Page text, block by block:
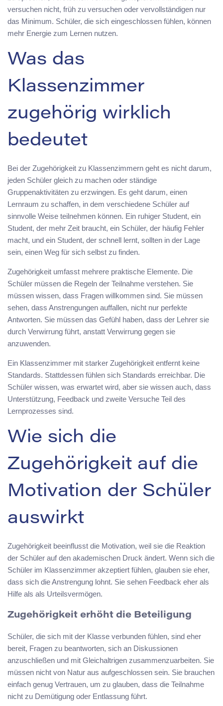
versuchen nicht, früh zu versuchen oder vervollständigen nur
das Minimum. Schüler, die sich eingeschlossen fühlen, können
mehr Energie zum Lernen nutzen.
Was das
Klassenzimmer
zugehörig wirklich
bedeutet
Bei der Zugehörigkeit zu Klassenzimmern geht es nicht darum,
jeden Schüler gleich zu machen oder ständige
Gruppenaktivitäten zu erzwingen. Es geht darum, einen
Lernraum zu schaffen, in dem verschiedene Schüler auf
sinnvolle Weise teilnehmen können. Ein ruhiger Student, ein
Student, der mehr Zeit braucht, ein Schüler, der häufig Fehler
macht, und ein Student, der schnell lernt, sollten in der Lage
sein, einen Weg für sich selbst zu finden.
Zugehörigkeit umfasst mehrere praktische Elemente. Die
Schüler müssen die Regeln der Teilnahme verstehen. Sie
müssen wissen, dass Fragen willkommen sind. Sie müssen
sehen, dass Anstrengungen auffallen, nicht nur perfekte
Antworten. Sie müssen das Gefühl haben, dass der Lehrer sie
durch Verwirrung führt, anstatt Verwirrung gegen sie
anzuwenden.
Ein Klassenzimmer mit starker Zugehörigkeit entfernt keine
Standards. Stattdessen fühlen sich Standards erreichbar. Die
Schüler wissen, was erwartet wird, aber sie wissen auch, dass
Unterstützung, Feedback und zweite Versuche Teil des
Lernprozesses sind.
Wie sich die
Zugehörigkeit auf die
Motivation der Schüler
auswirkt
Zugehörigkeit beeinflusst die Motivation, weil sie die Reaktion
der Schüler auf den akademischen Druck ändert. Wenn sich die
Schüler im Klassenzimmer akzeptiert fühlen, glauben sie eher,
dass sich die Anstrengung lohnt. Sie sehen Feedback eher als
Hilfe als als Urteilsvermögen.
Zugehörigkeit erhöht die Beteiligung
Schüler, die sich mit der Klasse verbunden fühlen, sind eher
bereit, Fragen zu beantworten, sich an Diskussionen
anzuschließen und mit Gleichaltrigen zusammenzuarbeiten. Sie
müssen nicht von Natur aus aufgeschlossen sein. Sie brauchen
einfach genug Vertrauen, um zu glauben, dass die Teilnahme
nicht zu Demütigung oder Entlassung führt.